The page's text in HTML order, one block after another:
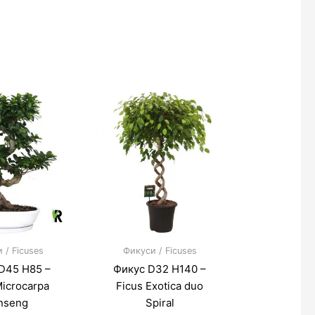
/ Ficuses
H85 –
Фикуси / Ficuses
Фикус D32 H140 –
Ficus Exotica duo
Spiral